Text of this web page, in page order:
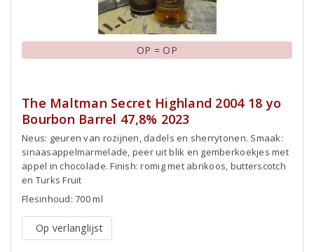
OP = OP
The Maltman Secret Highland 2004 18 yo
Bourbon Barrel 47,8% 2023
Neus: geuren van rozijnen, dadels en sherrytonen. Smaak:
sinaasappelmarmelade, peer uit blik en gemberkoekjes met
appel in chocolade. Finish: romig met abrikoos, butterscotch
en Turks Fruit
Flesinhoud: 700 ml
Op verlanglijst